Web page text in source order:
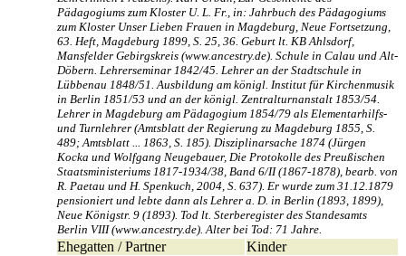
Pädagogiums zum Kloster U. L. Fr., in: Jahrbuch des Pädagogiums
zum Kloster Unser Lieben Frauen in Magdeburg, Neue Fortsetzung,
63. Heft, Magdeburg 1899, S. 25, 36. Geburt lt. KB Ahlsdorf,
Mansfelder Gebirgskreis (www.ancestry.de). Schule in Calau und Alt-
Döbern. Lehrerseminar 1842/45. Lehrer an der Stadtschule in
Lübbenau 1848/51. Ausbildung am königl. Institut für Kirchenmusik
in Berlin 1851/53 und an der königl. Zentralturnanstalt 1853/54.
Lehrer in Magdeburg am Pädagogium 1854/79 als Elementarhilfs-
und Turnlehrer (Amtsblatt der Regierung zu Magdeburg 1855, S.
489; Amtsblatt ... 1863, S. 185). Disziplinarsache 1874 (Jürgen
Kocka und Wolfgang Neugebauer, Die Protokolle des Preußischen
Staatsministeriums 1817-1934/38, Band 6/II (1867-1878), bearb. von
R. Paetau und H. Spenkuch, 2004, S. 637). Er wurde zum 31.12.1879
pensioniert und lebte dann als Lehrer a. D. in Berlin (1893, 1899),
Neue Königstr. 9 (1893). Tod lt. Sterberegister des Standesamts
Berlin VIII (www.ancestry.de). Alter bei Tod: 71 Jahre.
Ehegatten / Partner Kinder